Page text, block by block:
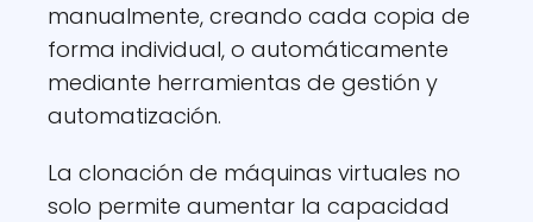
manualmente, creando cada copia de
forma individual, o automáticamente
mediante herramientas de gestión y
automatización.
La clonación de máquinas virtuales no
solo permite aumentar la capacidad